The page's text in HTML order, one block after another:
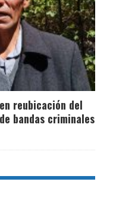
reubicación del
bandas criminales